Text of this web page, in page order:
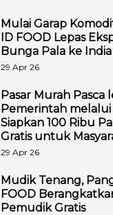
Mulai Garap
ID FOOD Lepas
Bunga Pala ke India
29 Apr 26
Pasar Murah Pasca
Pemerintah melalui
Siapkan 100 Ribu
Gratis untuk
29 Apr 26
Mudik Tenang,
FOOD
Pemudik Gratis